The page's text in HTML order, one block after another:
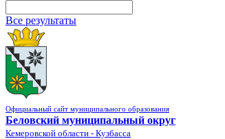
Все результаты
Официальный сайт муниципального образования
Беловский муниципальный округ
Кемеровской области - Кузбасса